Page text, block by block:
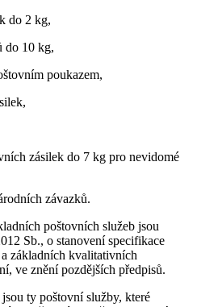
do 2 kg,
do 10 kg,
poukazem,
zásilek do 7 kg pro nevidomé
závazků.
poštovních služeb jsou
Sb., o stanovení specifikace
základních kvalitativních
ve znění pozdějších předpisů.
jsou ty poštovní služby, které